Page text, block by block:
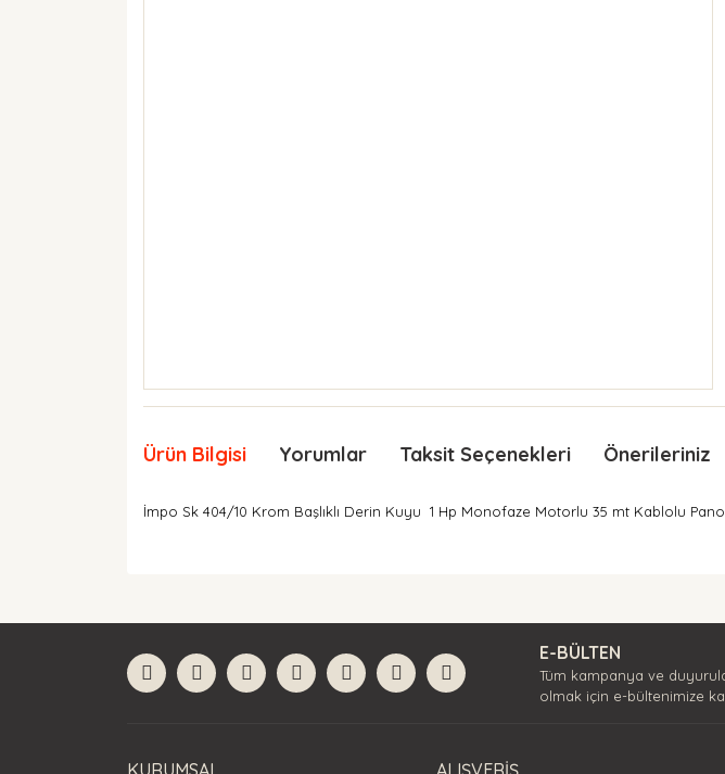
Ürün Bilgisi Yorumlar Taksit Seçenekleri Önerileriniz
İmpo Sk 404/10 Krom Başlıklı Derin Kuyu 1 Hp Monofaze Motorlu 35 mt Kablolu
Ürün açıklamasında eksik bilgiler bulunuyor.
Bu ürüne benzer farklı alternatifler olmalı.
E-BÜLTEN
Tüm kampanya ve
olmak için e-bültenimize
KURUMSAL ALIŞVERİŞ